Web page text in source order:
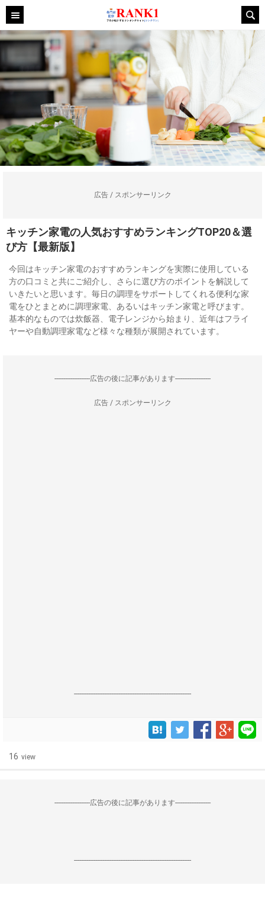
広告 / スポンサーリンク
キッチン家電の人気おすすめランキングTOP20＆選
び方【最新版】
今回はキッチン家電のおすすめランキングを実際に使用している
方の口コミと共にご紹介し、さらに選び方のポイントを解説して
いきたいと思います。毎日の調理をサポートしてくれる便利な家
電をひとまとめに調理家電、あるいはキッチン家電と呼びます。
基本的なものでは炊飯器、電子レンジから始まり、近年はフライ
ヤーや自動調理家電など様々な種類が展開されています。
--------------------広告の後に記事があります--------------------
広告 / スポンサーリンク
------------------------------------------------------------------
16 view
--------------------広告の後に記事があります--------------------
------------------------------------------------------------------